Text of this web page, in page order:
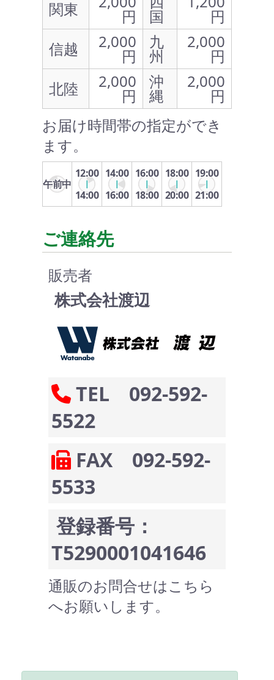
関東
円 国
円
信越
2,000
円
九
州
2,000
円
北陸
2,000
円
沖
縄
2,000
円
お届け時間帯の指定ができ
ます。
午前中
12:00
14:00
14:00
16:00
16:00
18:00
18:00
20:00
19:00
21:00
ご連絡先
販売者
株式会社渡辺
TEL 092-592-
5522
FAX 092-592-
5533
登録番号：
T5290001041646
通販のお問合せはこちら
へお願いします。